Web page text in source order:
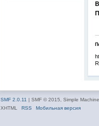
SMF 2.0.11 | SMF © 2015, Simple
XHTML
RSS Мобильная версия